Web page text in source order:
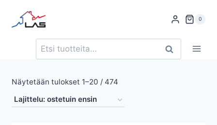
sisältöön
0
Etsi: Haku
Näytetään tulokset 1–20 / 474